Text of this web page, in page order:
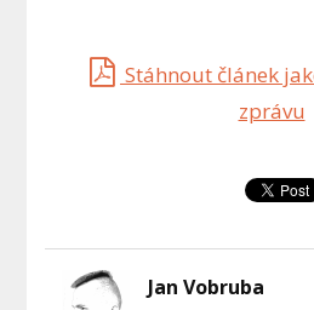
Stáhnout článek
zprávu
Jan Vobruba